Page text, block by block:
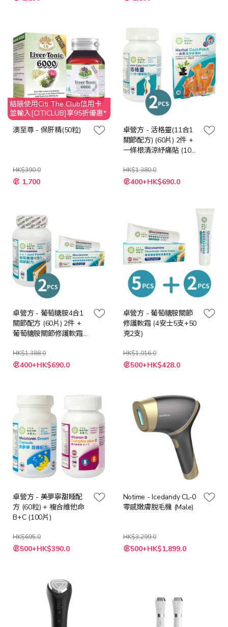
殊
殊
結賬使用Citi The Club信用卡
並輸入[CITICLUB]享95折優惠*
澳至尊 - 保肝精(50粒)
HK$390.0
特
殊 1,700
卓營方 - 活格靈(11合1
關節配方) (60片) 2件 +
一條根清涼紓痛貼 (10
HK$1,380.0
特
殊 400+HK$690.0
卓營方 - 葡萄糖胺4合1
關節配方 (60片) 2件 +
葡萄糖胺關節修護軟霜
HK$1,388.0
特
殊400+HK$690.0
卓營方 - 葡萄糖胺關節
修護軟霜 (4安士5支+50
克2支)
HK$1,016.0
特
殊 500+HK$428.0
卓營方 - 美夢寧甜睡配
方 (60粒) + 複合維他命
B+C (100片)
HK$695.0
特
殊 500+HK$390.0
Notime - Icedandy CL-0
零感嫩膚脫毛機 (Male)
HK$3,299.0
特
殊 500+HK$1,899.0